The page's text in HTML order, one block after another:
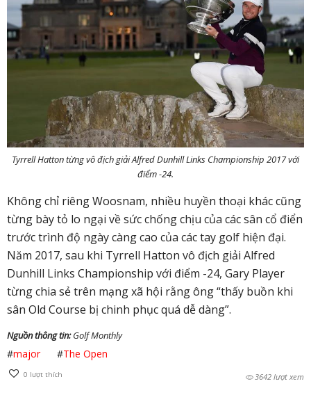
Tyrrell Hatton từng vô địch giải Alfred Dunhill Links Championship 2017 với
điểm -24.
Không chỉ riêng Woosnam, nhiều huyền thoại khác cũng
từng bày tỏ lo ngại về sức chống chịu của các sân cổ điển
trước trình độ ngày càng cao của các tay golf hiện đại.
Năm 2017, sau khi Tyrrell Hatton vô địch giải Alfred
Dunhill Links Championship với điểm -24, Gary Player
từng chia sẻ trên mạng xã hội rằng ông “thấy buồn khi
sân Old Course bị chinh phục quá dễ dàng”.
Nguồn thông tin:Golf Monthly
#major #The Open
0 lượt thích 3642 lượt xem